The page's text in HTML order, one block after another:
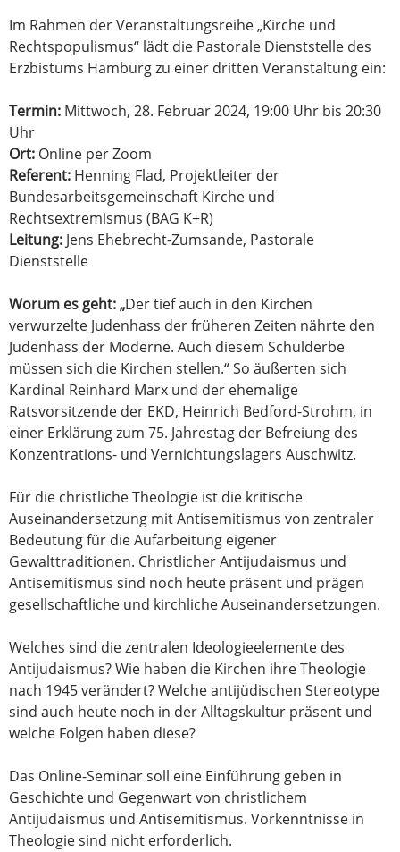
Im Rahmen der Veranstaltungsreihe „Kirche und
Rechtspopulismus“ lädt die Pastorale Dienststelle des
Erzbistums Hamburg zu einer dritten Veranstaltung ein:
Termin: Mittwoch, 28. Februar 2024, 19:00 Uhr bis 20:30
Uhr
Ort: Online per Zoom
Referent: Henning Flad, Projektleiter der
Bundesarbeitsgemeinschaft Kirche und
Rechtsextremismus (BAG K+R)
Leitung: Jens Ehebrecht-Zumsande, Pastorale
Dienststelle
Worum es geht: „Der tief auch in den Kirchen
verwurzelte Judenhass der früheren Zeiten nährte den
Judenhass der Moderne. Auch diesem Schulderbe
müssen sich die Kirchen stellen.“ So äußerten sich
Kardinal Reinhard Marx und der ehemalige
Ratsvorsitzende der EKD, Heinrich Bedford-Strohm, in
einer Erklärung zum 75. Jahrestag der Befreiung des
Konzentrations- und Vernichtungslagers Auschwitz.
Für die christliche Theologie ist die kritische
Auseinandersetzung mit Antisemitismus von zentraler
Bedeutung für die Aufarbeitung eigener
Gewalttraditionen. Christlicher Antijudaismus und
Antisemitismus sind noch heute präsent und prägen
gesellschaftliche und kirchliche Auseinandersetzungen.
Welches sind die zentralen Ideologieelemente des
Antijudaismus? Wie haben die Kirchen ihre Theologie
nach 1945 verändert? Welche antijüdischen Stereotype
sind auch heute noch in der Alltagskultur präsent und
welche Folgen haben diese?
Das Online-Seminar soll eine Einführung geben in
Geschichte und Gegenwart von christlichem
Antijudaismus und Antisemitismus. Vorkenntnisse in
Theologie sind nicht erforderlich.